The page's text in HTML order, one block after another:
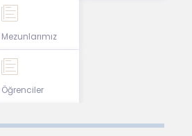
Mezunlarımız
Öğrenciler